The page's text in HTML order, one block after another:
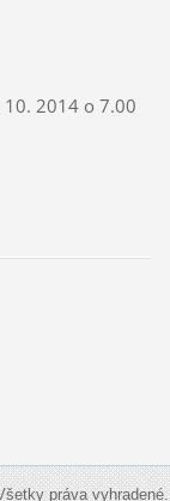
2014 o 7.00
práva vyhradené.